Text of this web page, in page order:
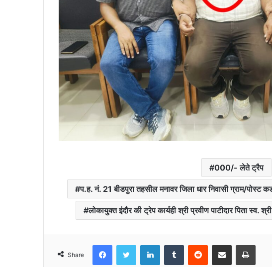
000/- लेते ट्रैप
प.ह. नं. 21 बीडपुरा तहसील मनावर जिला धार निवासी ग्राम/पोस्ट
लोकायुक्त इंदौर की ट्रेप कार्यही श्री प्रवीण पाटीदार पिता स्व.
Share
FacebookTwitter LinkedInTumblr Reddit Share via Email Print